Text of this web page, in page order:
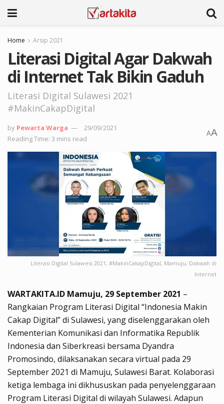
Home Arsip 2021
Literasi Digital Agar Dakwah
di Internet Tak Bikin Gaduh
Literasi Digital Sulawesi 2021
#MakinCakapDigital
by Pewarta Warga
29/09/2021
Reading Time: 3 mins read
AA
Literasi Digital Sulawesi 2021, #MakinCakapDigital, Mamuju, Dakwah di
Internet
WARTAKITA.ID Mamuju, 29 September 2021 –
Rangkaian Program Literasi Digital “Indonesia Makin
Cakap Digital” di Sulawesi, yang diselenggarakan oleh
Kementerian Komunikasi dan Informatika Republik
Indonesia dan Siberkreasi bersama Dyandra
Promosindo, dilaksanakan secara virtual pada 29
September 2021 di Mamuju, Sulawesi Barat. Kolaborasi
ketiga lembaga ini dikhususkan pada penyelenggaraan
Program Literasi Digital di wilayah Sulawesi. Adapun